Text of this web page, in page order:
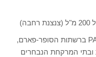
להשיג בנקודות המכירה של פאיו PAYOT ברשתות הסופר-פארם,
ובתי המרקחת הנבחרים